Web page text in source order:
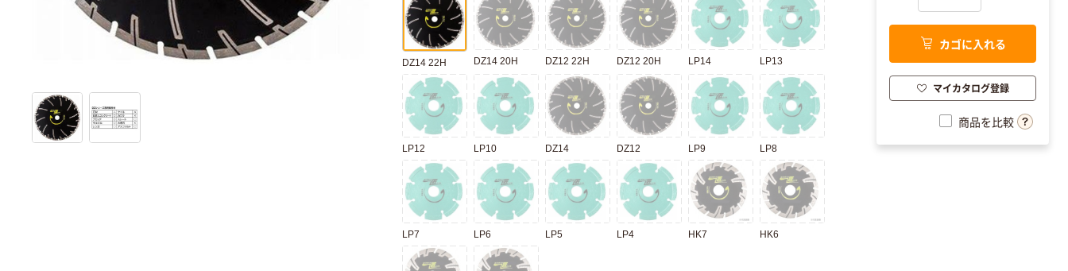
DZ14 22H DZ14 20H DZ12 22H DZ12 20H LP14 LP13
LP12 LP10 DZ14 DZ12 LP9 LP8
LP7 LP6 LP5 LP4 HK7 HK6
カゴに入れる
マイカタログ登録
商品を比較